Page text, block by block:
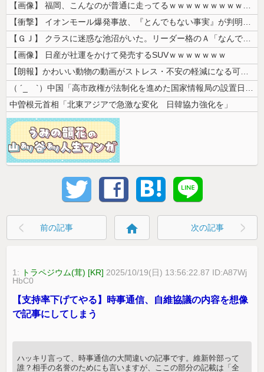
【画像】 福岡、こんなのが普通に走ってるｗｗｗｗｗｗｗｗｗｗｗｗｗｗｗ...
【衝撃】 イオンモール爆発事故、『とんでもない事実』が判明してしまう・...
【ＧＪ】 クラスに迷惑な池沼がいた。リーダー格のＡ「なんで支援学級に入...
【画像】 日産が社運をかけて発売するSUVｗｗｗｗｗｗｗ
【朗報】かわいい動物の動画がストレス・不安の軽減になる可能性。英大学の...
（ ´_ゝ`）中国「高市政権が法制化を進めた国家情報局の設置日が7月3...
中曽根元首相「北東アジアで急激な変化 日韓協力強化を」
前の記事 home 次の記事
1: トラペジウム(茸) [KR] 2025/10/19(日) 13:56:22.87 ID:A87Wj
HbC0
【支持率下げてやる】時事通信、自維協議の内容を想像
で記事にしてしまう
ハッキリ言って、時事通信の大間違いの記事です。維新幹部って
誰？相手の名誉のためにも言いますが、ここの部分の記載は「全